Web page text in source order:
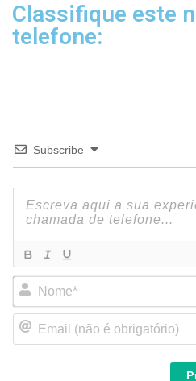
Classifique este
telefone:
Subscribe